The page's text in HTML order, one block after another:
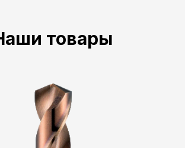
товары